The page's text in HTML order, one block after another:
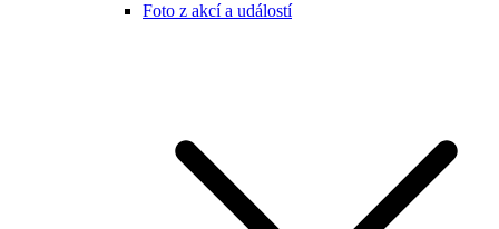
Foto z akcí a událostí